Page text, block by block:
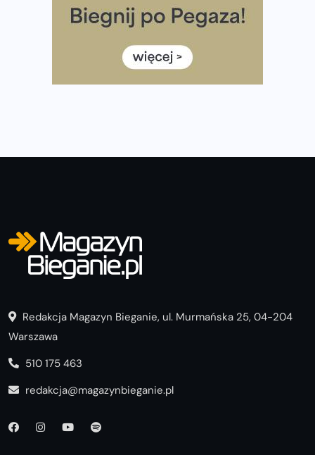
Rozbiegany Olsztyn szykuje się na weekend z
Już w tę sobotę 35. Bieg Powstania Warszawskiego.
Wystartuje rekordowa liczba uczestników
Redakcja Magazyn Bieganie, ul. Murmańska 25, 04-204
Warszawa
510 175 463
redakcja@magazynbieganie.pl